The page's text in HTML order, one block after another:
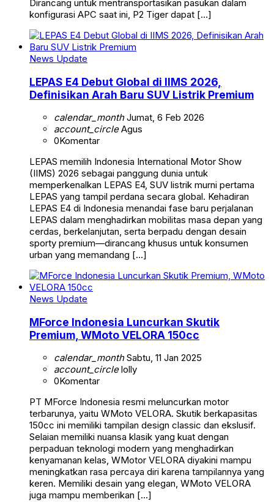
Dirancang untuk mentransportasikan pasukan dalam
konfigurasi APC saat ini, P2 Tiger dapat […]
News Update
LEPAS E4 Debut Global di IIMS 2026,
Definisikan Arah Baru SUV Listrik Premium
calendar_monthJumat, 6 Feb 2026
account_circleAgus
0Komentar
LEPAS memilih Indonesia International Motor Show
(IIMS) 2026 sebagai panggung dunia untuk
memperkenalkan LEPAS E4, SUV listrik murni pertama
LEPAS yang tampil perdana secara global. Kehadiran
LEPAS E4 di Indonesia menandai fase baru perjalanan
LEPAS dalam menghadirkan mobilitas masa depan yang
cerdas, berkelanjutan, serta berpadu dengan desain
sporty premium—dirancang khusus untuk konsumen
urban yang memandang […]
News Update
MForce Indonesia Luncurkan Skutik
Premium, WMoto VELORA 150cc
calendar_monthSabtu, 11 Jan 2025
account_circlelolly
0Komentar
PT MForce Indonesia resmi meluncurkan motor
terbarunya, yaitu WMoto VELORA. Skutik berkapasitas
150cc ini memiliki tampilan design classic dan ekslusif.
Selaian memiliki nuansa klasik yang kuat dengan
perpaduan teknologi modern yang menghadirkan
kenyamanan kelas, WMotor VELORA diyakini mampu
meningkatkan rasa percaya diri karena tampilannya yang
keren. Memiliki desain yang elegan, WMoto VELORA
juga mampu memberikan […]